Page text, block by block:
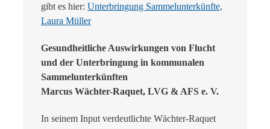
gibt es hier: Unterbringung Sammelunterkünfte,
Laura Müller
Gesundheitliche Auswirkungen von Flucht
und der Unterbringung in kommunalen
Sammelunterkünften
Marcus Wächter-Raquet, LVG & AFS e. V.
In seinem Input verdeutlichte Wächter-Raquet